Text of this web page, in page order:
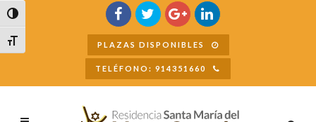
Alternar alto contraste
Alternar tamaño de letra
Buscar
PLAZAS DISPONIBLES
TELÉFONO: 914351660